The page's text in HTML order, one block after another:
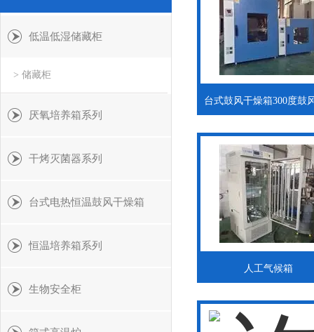
低温低湿储藏柜
> 储藏柜
厌氧培养箱系列
干烤灭菌器系列
台式电热恒温鼓风干燥箱
恒温培养箱系列
生物安全柜
人工气候箱